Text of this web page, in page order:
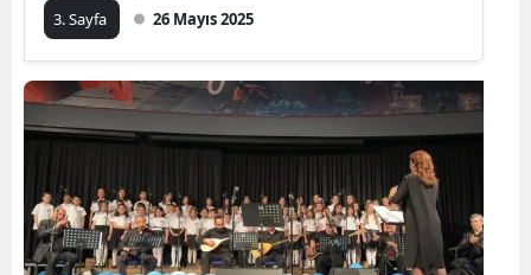
3. Sayfa 26 Mayıs 2025